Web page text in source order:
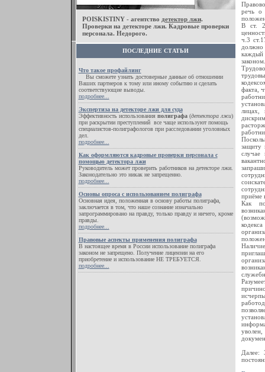
POISKISTINY - агентство детектор лжи.
Проверки на детекторе лжи. Кадровые проверки
персонала. Недорого.
ПОСЛЕДНИЕ СТАТЬИ
Что такое профайлинг
Вы сможете узнать достоверные данные об отношении
Ваших партнеров к тому или иному событию и сделать
соответствующие выводы.
подробнее...
Экспертиза на детекторе лжи для суда
Эффективность использования полиграфа(детектора лжи)
при раскрытии преступлений все чаще используют помощь
специалистов-полиграфологов при расследовании уголовных
дел.
подробнее...
Как оформляются кадровые проверки персонала с
помощью детектора лжи
Руководитель может проверить работников на детекторе лжи.
Законодательно это никак не запрещенно.
подробнее...
Основы опроса с использованием полиграфа
Основная идея, положенная в основу работы полиграфа,
заключается в том, что наше сознание изначально
запрограммировано на правду, только правду и ничего, кроме
правды.
подробнее...
Правовые аспекты применения полиграфа
В настоящее время в России использование полиграфа
законом не запрещено. Получение лицензии на его
приобретение и использование НЕ ТРЕБУЕТСЯ.
подробнее...
речь о
В ст. 2
ч.3
каждый
законом.
факта,
лицах,
защиту
случае
приёме
Как
Далее: